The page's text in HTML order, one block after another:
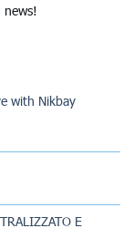
news!
with Nikbay
E